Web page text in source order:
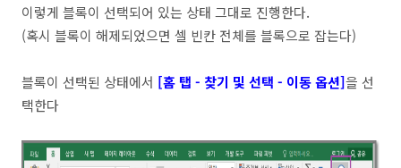
이렇게 블록이 선택되어 있는 상태 그대로 진행한다.
(혹시 블록이 해제되었으면 셀 빈칸 전체를 블록으로 잡는다)
블록이 선택된 상태에서 [홈 탭 - 찾기 및 선택 - 이동 옵션]을 선
택한다